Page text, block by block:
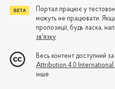
Портал працює у
можуть не працювати.
пропозиції, будь ласка,
зв'язку
Весь контент доступний за
Attribution 4.0 International
інше